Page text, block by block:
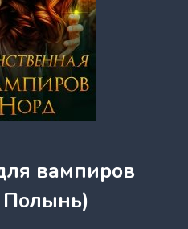
вампиров